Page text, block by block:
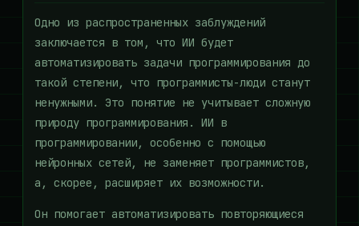
Одно из распространенных заблуждений
заключается в том, что ИИ будет
автоматизировать задачи программирования до
такой степени, что программисты-люди станут
ненужными. Это понятие не учитывает сложную
природу программирования. ИИ в
программировании, особенно с помощью
нейронных сетей, не заменяет программистов,
а, скорее, расширяет их возможности.
Он помогает автоматизировать повторяющиеся